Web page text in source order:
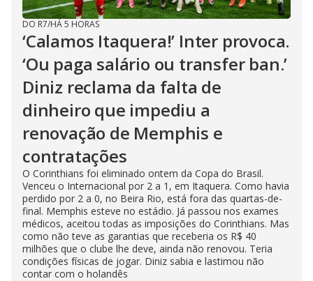
DO R7/HÁ 5 HORAS
‘Calamos Itaquera!’ Inter provoca.
‘Ou paga salário ou transfer ban.’
Diniz reclama da falta de
dinheiro que impediu a
renovação de Memphis e
contratações
O Corinthians foi eliminado ontem da Copa do Brasil.
Venceu o Internacional por 2 a 1, em Itaquera. Como havia
perdido por 2 a 0, no Beira Rio, está fora das quartas-de-
final. Memphis esteve no estádio. Já passou nos exames
médicos, aceitou todas as imposições do Corinthians. Mas
como não teve as garantias que receberia os R$ 40
milhões que o clube lhe deve, ainda não renovou. Teria
condições físicas de jogar. Diniz sabia e lastimou não
contar com o holandês